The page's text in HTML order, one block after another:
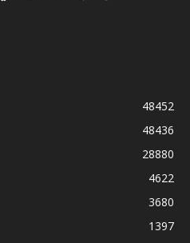
48452
48436
28880
4622
3680
1397